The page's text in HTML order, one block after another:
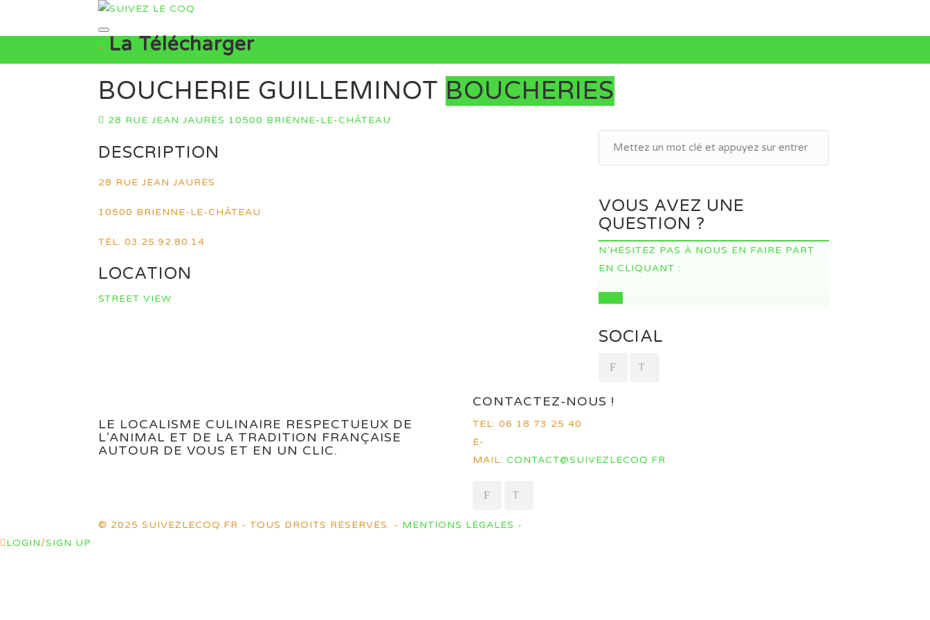
La Télécharger
BOUCHERIE GUILLEMINOT BOUCHERIES
28 RUE JEAN JAURÈS 10500 BRIENNE-LE-CHÂTEAU
DESCRIPTION
28 RUE JEAN JAURÈS
10500 BRIENNE-LE-CHÂTEAU
TÉL. 03.25.92.80.14
LOCATION
STREET VIEW
VOUS AVEZ UNE
QUESTION ?
N’HÉSITEZ PAS À NOUS EN FAIRE PART
EN CLIQUANT :
SOCIAL
LE LOCALISME CULINAIRE RESPECTUEUX DE
L’ANIMAL ET DE LA TRADITION FRANÇAISE
AUTOUR DE VOUS ET EN UN CLIC.
CONTACTEZ-NOUS !
TEL: 06 18 73 25 40
E-
MAIL: CONTACT@SUIVEZLECOQ.FR
© 2025 SUIVEZLECOQ.FR - TOUS DROITS RÉSERVÉS. - MENTIONS LÉGALES -
LOGIN/SIGN UP